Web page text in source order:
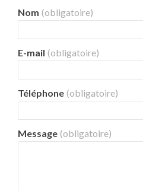
Nom (obligatoire)
E-mail (obligatoire)
Téléphone (obligatoire)
Message (obligatoire)